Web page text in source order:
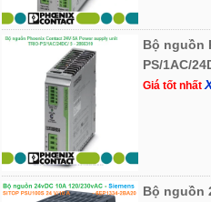
Bộ nguồn
PS/1AC/
Giá tốt nhất
Bộ nguồn